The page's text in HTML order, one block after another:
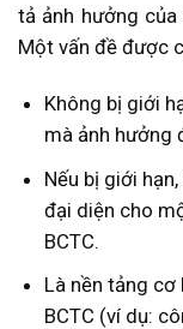
tả ảnh hưởng
Một vấn đề được
Không bị giới
mà ảnh hưởng
Nếu bị giới
đại diện cho
BCTC.
Là nền tảng
BCTC (ví dụ: